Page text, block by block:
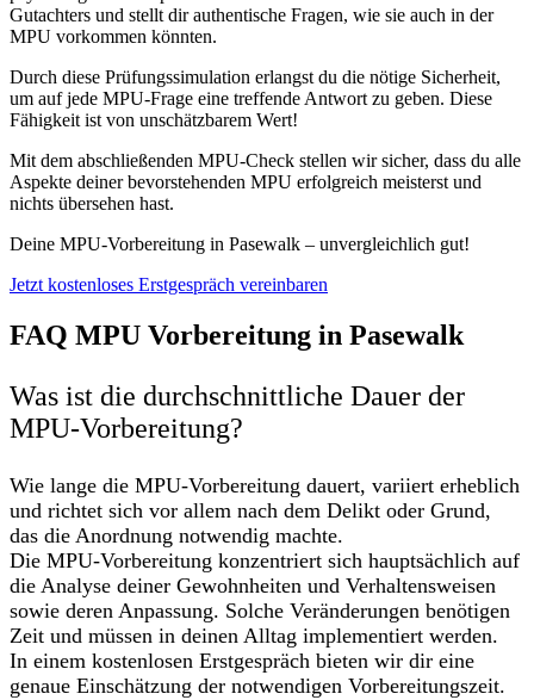
Gutachters und stellt dir authentische Fragen, wie sie auch in der
MPU vorkommen könnten.
Durch diese Prüfungssimulation erlangst du die nötige Sicherheit,
um auf jede MPU-Frage eine treffende Antwort zu geben. Diese
Fähigkeit ist von unschätzbarem Wert!
Mit dem abschließenden MPU-Check stellen wir sicher, dass du alle
Aspekte deiner bevorstehenden MPU erfolgreich meisterst und
nichts übersehen hast.
Deine MPU-Vorbereitung in Pasewalk – unvergleichlich gut!
Jetzt kostenloses Erstgespräch vereinbaren
FAQ MPU Vorbereitung in Pasewalk
Was ist die durchschnittliche Dauer der
MPU-Vorbereitung?
Wie lange die MPU-Vorbereitung dauert, variiert erheblich
und richtet sich vor allem nach dem Delikt oder Grund,
das die Anordnung notwendig machte.
Die MPU-Vorbereitung konzentriert sich hauptsächlich auf
die Analyse deiner Gewohnheiten und Verhaltensweisen
sowie deren Anpassung. Solche Veränderungen benötigen
Zeit und müssen in deinen Alltag implementiert werden.
In einem kostenlosen Erstgespräch bieten wir dir eine
genaue Einschätzung der notwendigen Vorbereitungszeit.